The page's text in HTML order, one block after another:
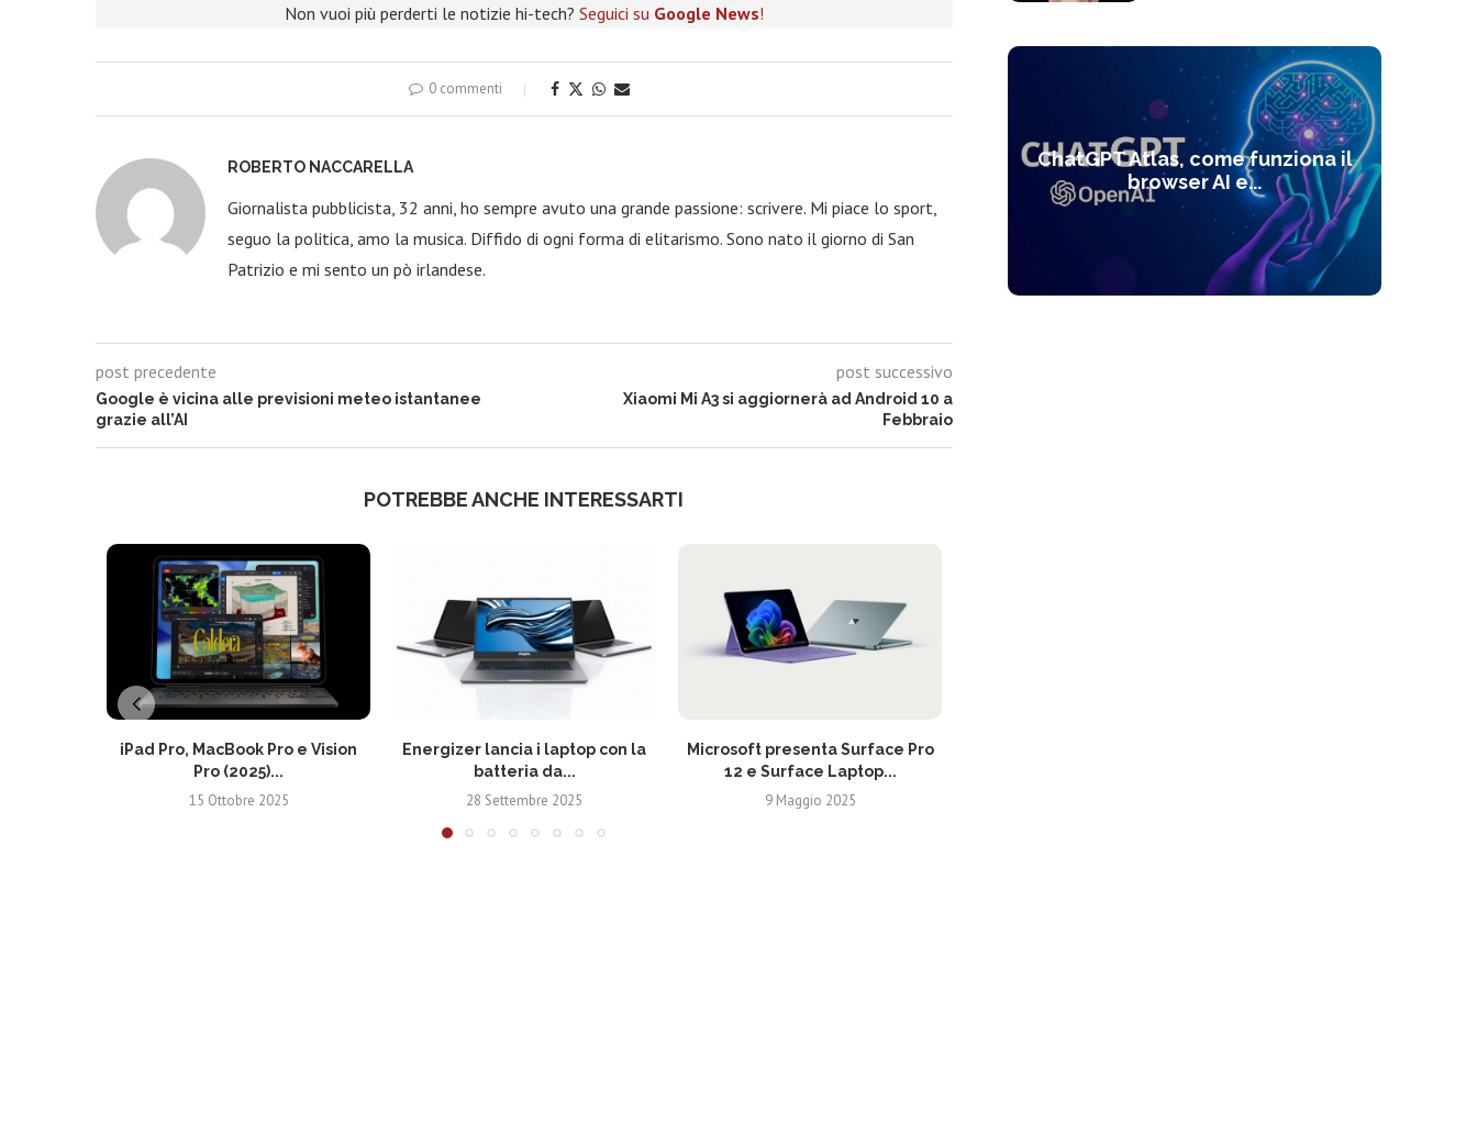
Non vuoi più perderti le notizie hi-tech? Seguici su Google News!
0 commenti
ROBERTO NACCARELLA
Giornalista pubblicista, 32 anni, ho sempre avuto una grande passione: scrivere. Mi piace lo sport,
seguo la politica, amo la musica. Diffido di ogni forma di elitarismo. Sono nato il giorno di San
Patrizio e mi sento un pò irlandese.
post precedente
Google è vicina alle previsioni meteo istantanee
grazie all’AI
post successivo
Xiaomi Mi A3 si aggiornerà ad Android 10 a
Febbraio
POTREBBE ANCHE INTERESSARTI
iPad Pro, MacBook Pro e Vision
Pro (2025)...
15 Ottobre 2025
Energizer lancia i laptop con la
batteria da...
28 Settembre 2025
Microsoft presenta Surface Pro
12 e Surface Laptop...
9 Maggio 2025
ChatGPT Atlas, come funziona il
browser AI e...